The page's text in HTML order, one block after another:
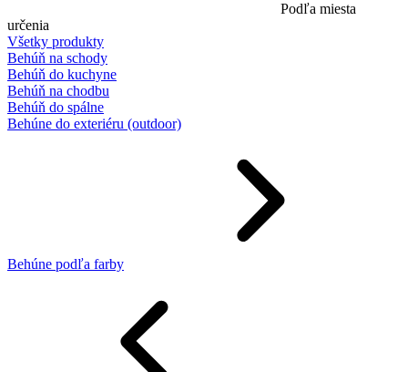
Podľa miesta
určenia
Všetky produkty
Behúň na schody
Behúň do kuchyne
Behúň na chodbu
Behúň do spálne
Behúne do exteriéru (outdoor)
Behúne podľa farby